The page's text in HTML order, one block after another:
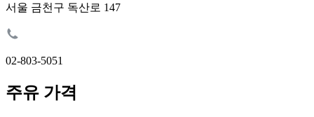
서울 금천구 독산로 147
02-803-5051
주유 가격